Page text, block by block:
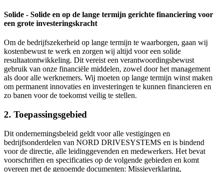
Solide - Solide en op de lange termijn gerichte financiering voor
een grote investeringskracht
Om de bedrijfszekerheid op lange termijn te waarborgen, gaan wij
kostenbewust te werk en zorgen wij altijd voor een solide
resultaatontwikkeling. Dit vereist een verantwoordingsbewust
gebruik van onze financiële middelen, zowel door het management
als door alle werknemers. Wij moeten op lange termijn winst maken
om permanent innovaties en investeringen te kunnen financieren en
zo banen voor de toekomst veilig te stellen.
2. Toepassingsgebied
Dit ondernemingsbeleid geldt voor alle vestigingen en
bedrijfsonderdelen van NORD DRIVESYSTEMS en is bindend
voor de directie, alle leidinggevenden en medewerkers. Het bevat
voorschriften en specificaties op de volgende gebieden en komt
overeen met de genoemde documenten: Missieverklaring,